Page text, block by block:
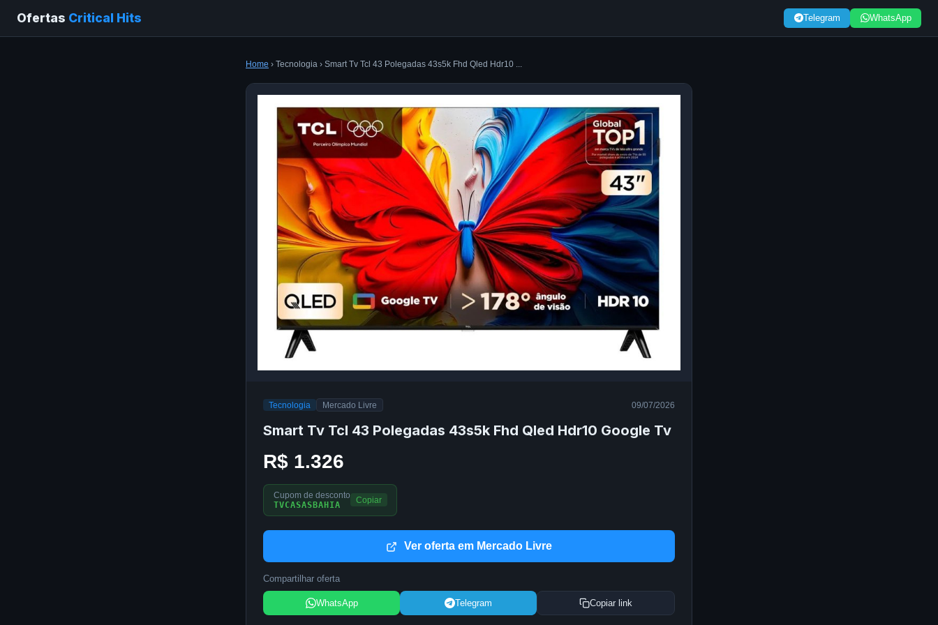
Ofertas Critical Hits Telegram WhatsApp
Home › Tecnologia › Smart Tv Tcl 43 Polegadas 43s5k Fhd Qled Hdr10 ...
Tecnologia Mercado Livre 09/07/2026
Smart Tv Tcl 43 Polegadas 43s5k Fhd Qled Hdr10 Google Tv
R$ 1.326
Cupom de desconto
TVCASASBAHIA
Copiar
Ver oferta em Mercado Livre
Compartilhar oferta
WhatsApp Telegram Copiar link